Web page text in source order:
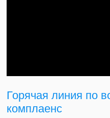
Горячая линия по
комплаенс